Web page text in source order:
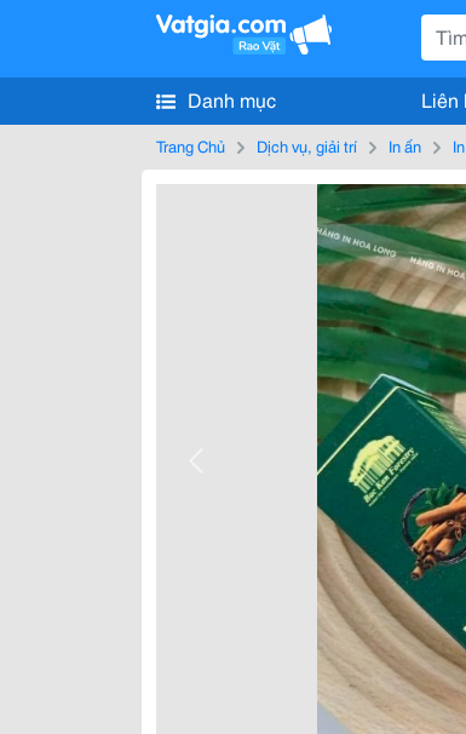
Danh mục Liên
Trang Chủ Dịch vụ, giải trí In ấn